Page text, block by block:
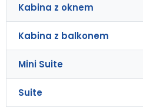
Kabina z oknem
Kabina z balkonem
Mini Suite
Suite